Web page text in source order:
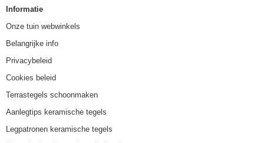
Informatie
Onze tuin webwinkels
Belangrijke info
Privacybeleid
Cookies beleid
Terrastegels schoonmaken
Aanlegtips keramische tegels
Legpatronen keramische tegels